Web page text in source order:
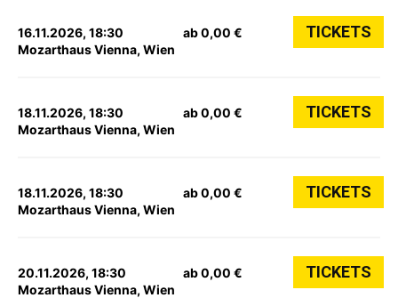
16.11.2026, 18:30
Mozarthaus Vienna, Wien
ab 0,00 € TICKETS
18.11.2026, 18:30
Mozarthaus Vienna, Wien
ab 0,00 € TICKETS
18.11.2026, 18:30
Mozarthaus Vienna, Wien
ab 0,00 € TICKETS
20.11.2026, 18:30
Mozarthaus Vienna, Wien
ab 0,00 € TICKETS